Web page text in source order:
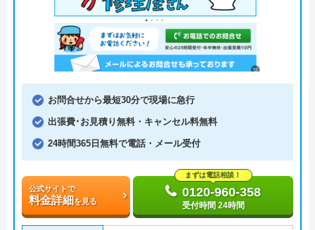
お問合せから最短30分で現場に急行
出張費･お見積り無料・キャンセル料無料
24時間365日無料で電話・メール受付
公式サイトで
料金詳細を見る
まずは電話相談！
0120-960-358
受付時間 24時間